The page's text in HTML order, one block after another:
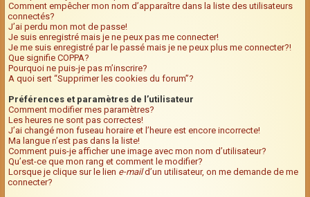
Comment empêcher mon nom d’apparaître dans la liste des utilisateurs
connectés?
J’ai perdu mon mot de passe!
Je suis enregistré mais je ne peux pas me connecter!
Je me suis enregistré par le passé mais je ne peux plus me connecter?!
Que signifie COPPA?
Pourquoi ne puis-je pas m’inscrire?
A quoi sert “Supprimer les cookies du forum”?
Préférences et paramètres de l’utilisateur
Comment modifier mes paramètres?
Les heures ne sont pas correctes!
J’ai changé mon fuseau horaire et l’heure est encore incorrecte!
Ma langue n’est pas dans la liste!
Comment puis-je afficher une image avec mon nom d’utilisateur?
Qu’est-ce que mon rang et comment le modifier?
Lorsque je clique sur le lien e-maild’un utilisateur, on me demande de me
connecter?